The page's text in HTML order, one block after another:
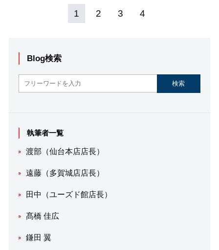
1 2 3 4
Blog検索
執筆者一覧
渡部（仙台本店店長）
遠藤（多賀城店店長）
田中（ユーズド館店長）
髙橋 佳広
鎌田 翼